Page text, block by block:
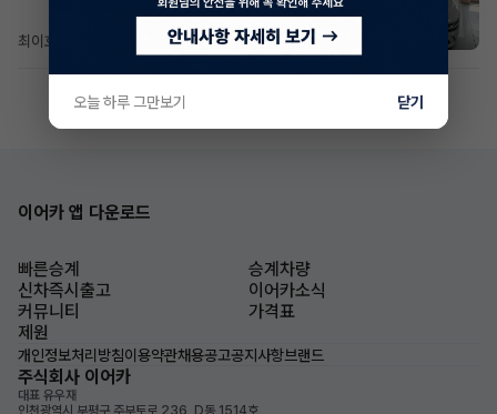
최이호 댓글 0
이어카 앱 다운로드
빠른승계
승계차량
신차즉시출고
이어카소식
커뮤니티
가격표
제원
개인정보처리방침이용약관채용공고공지사항브랜드
주식회사 이어카
대표 유우재
인천광역시 부평구 주부토로 236, D동 1514호
오늘 하루 그만보기 닫기